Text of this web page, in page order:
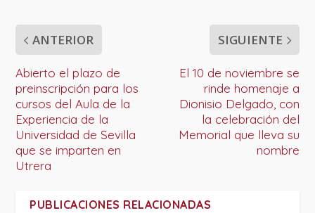
ANTERIOR
Abierto el plazo de
preinscripción para los
cursos del Aula de la
Experiencia de la
Universidad de Sevilla
que se imparten en
Utrera
SIGUIENTE
El 10 de noviembre se
rinde homenaje a
Dionisio Delgado, con
la celebración del
Memorial que lleva su
nombre
PUBLICACIONES RELACIONADAS